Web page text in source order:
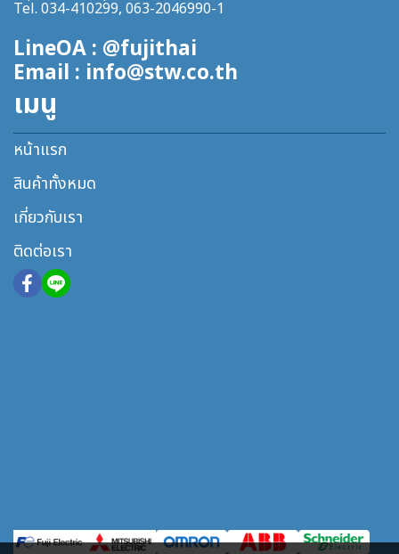
Tel. 034-410299, 063-2046990-1
LineOA : @fujithai
Email : info@stw.co.th
เมนู
หน้าแรก
สินค้าทั้งหมด
เกี่ยวกับเรา
ติดต่อเรา